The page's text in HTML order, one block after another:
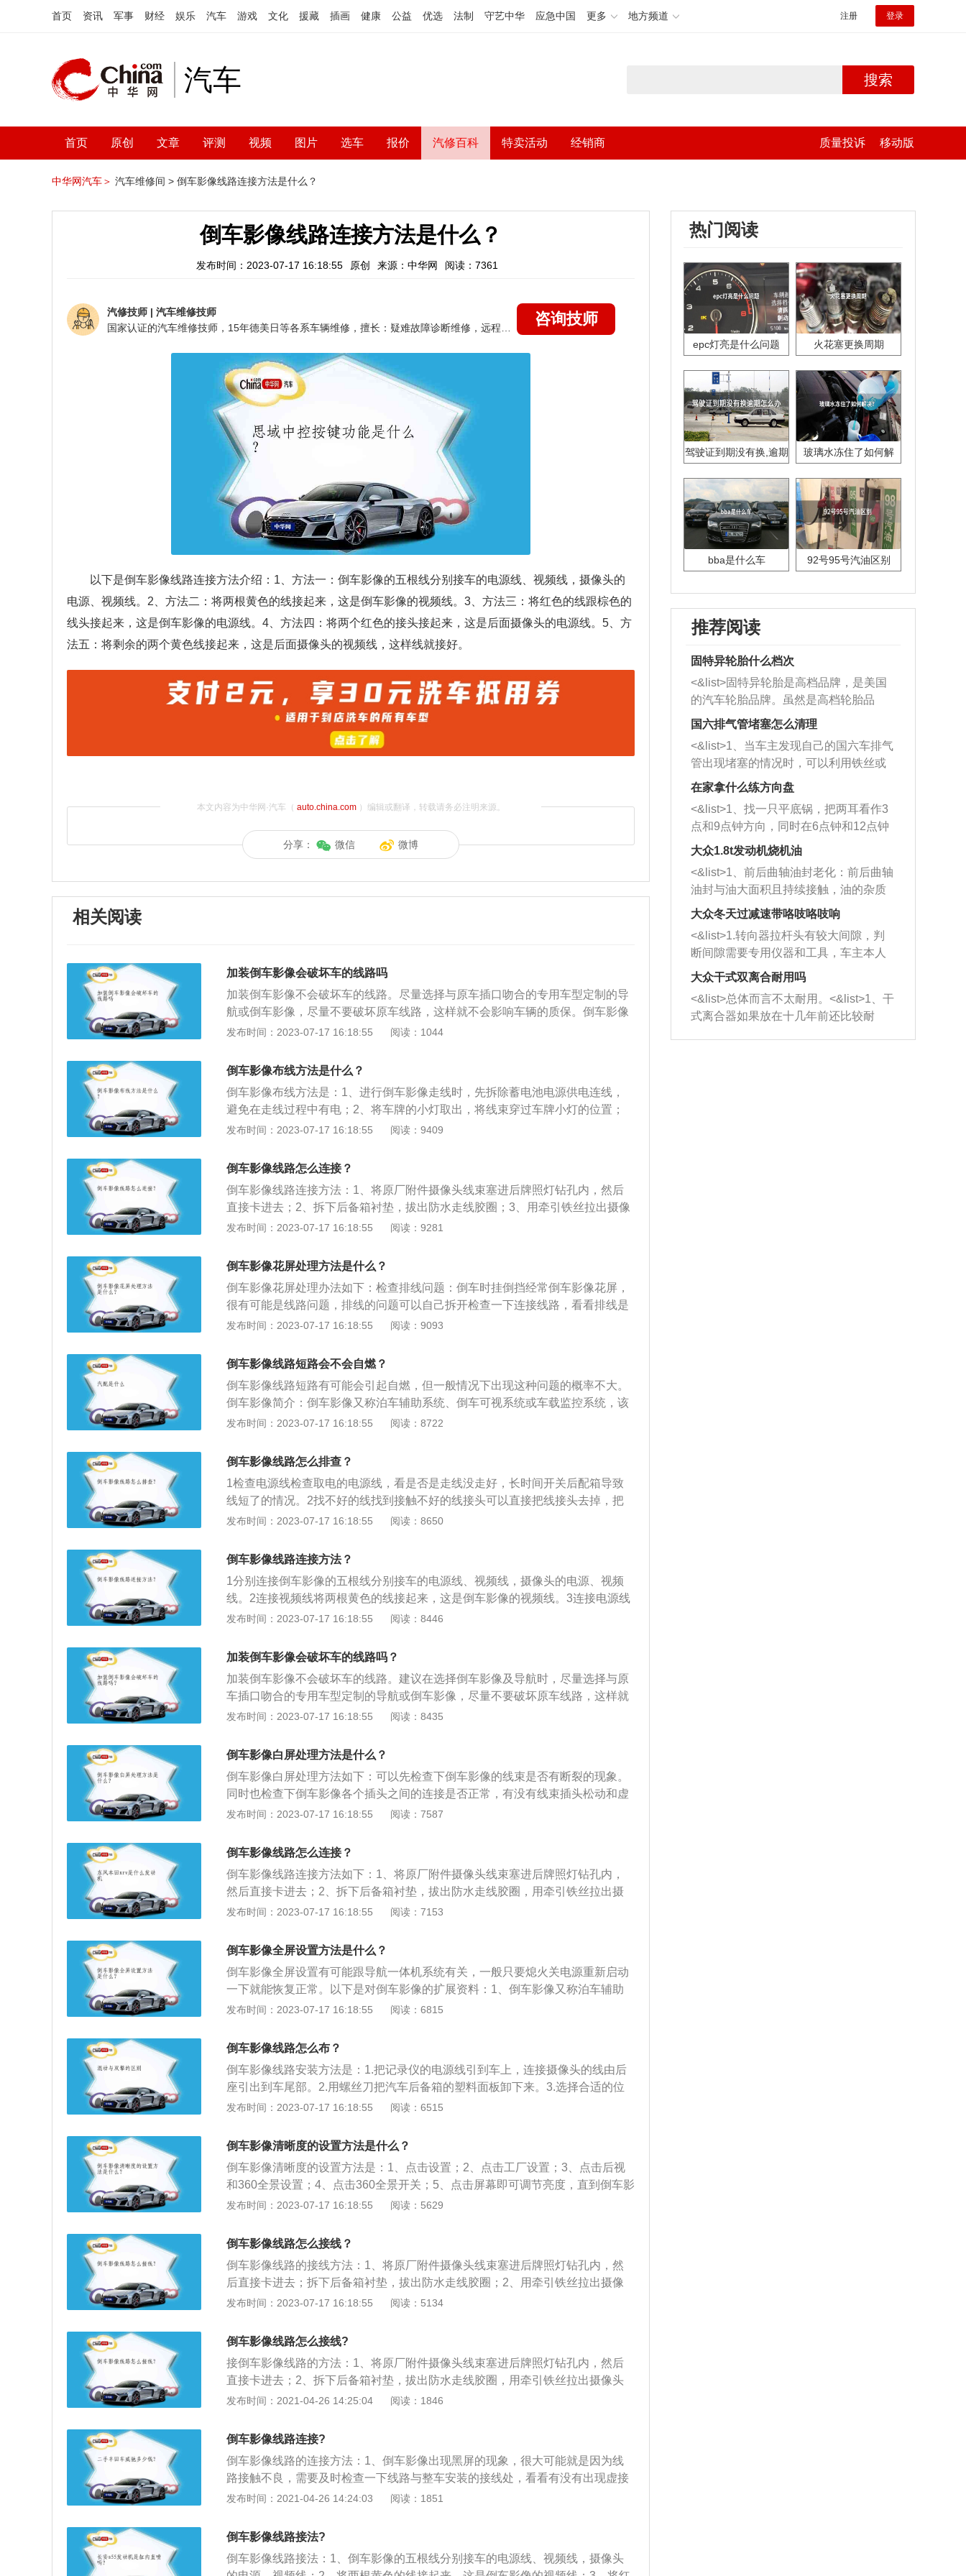
首页 资讯 军事 财经 娱乐 汽车 游戏 文化 援藏 插画 健康 公益 优选 法制 守艺中华 应急中国 更多 地方频道 注册 登录
汽车 搜索
首页 原创 文章 评测 视频 图片 选车 报价 汽修百科 特卖活动 经销商 质量投诉 移动版
中华网汽车＞ 汽车维修间 > 倒车影像线路连接方法是什么？
倒车影像线路连接方法是什么？
发布时间：2023-07-17 16:18:55 原创 来源：中华网 阅读：7361
汽修技师 | 汽车维修技师
咨询技师
以下是倒车影像线路连接方法介绍：1、方法一：倒车影像的五根线分别接车的电源线、视频线，摄像头的
电源、视频线。2、方法二：将两根黄色的线接起来，这是倒车影像的视频线。3、方法三：将红色的线跟棕色的
线头接起来，这是倒车影像的电源线。4、方法四：将两个红色的接头接起来，这是后面摄像头的电源线。5、方
法五：将剩余的两个黄色线接起来，这是后面摄像头的视频线，这样线就接好。
本文内容为中华网·汽车（ auto.china.com）编辑或翻译，转载请务必注明来源。
分享： 微信 微博
相关阅读
加装倒车影像会破坏车的线路吗
加装倒车影像不会破坏车的线路。尽量选择与原车插口吻合的专用车型定制的导
航或倒车影像，尽量不要破坏原车线路，这样就不会影响车辆的质保。倒车影像
就像我们人的眼睛，它采用远红外线广角摄像装置安装在车后，通过车内的显示
倒车摄像头，将车后状况清晰的显示于倒车液晶显示屏上，让驾驶者准备把握后
方路况。倒车影像安装简单，一般普通单路输出的倒车影像仅需要把电源链接线
正极接到汽车倒车灯电源正极，电源链接线负极接到倒车灯负极或者接地（GN
D）亦可。排线根据车型不同简单研究就能明白怎么排，摄像头取易安装的位置
开孔安装即可。车辆挂上倒档后，车尾实物景象即可清晰映入眼帘，方便驾驶员
简单，那安装倒车影像即可；如果习惯观察后视镜，并希望有提示声辅助泊车，
那选倒车雷达即可；如果觉得需要两重安装防护，需要视频和声音功能都具备的
话那选择安装可视倒车雷达即可。经过汽车行业的多年发展汽车的倒车影像已经
倒车档位，周围的影像实时传输，到中控屏幕上，方便驾驶员判断，使驾驶员可
发布时间：2023-07-17 16:18:55 阅读：1044
倒车影像布线方法是什么？
倒车影像布线方法是：1、进行倒车影像走线时，先拆除蓄电池电源供电连线，
避免在走线过程中有电；2、将车牌的小灯取出，将线束穿过车牌小灯的位置；
3、连接转接线，红的接倒车灯的正极，黑的接负极，摄像头的信号线连接于信
等，使延长线走线到仪表台；5、将信号延长线连接到显示器上；6、走线结束
后，恢复蓄电池供电，启动汽车，挂入倒车挡，查看倒车影像的角度，如果车载
显示器上图像清晰，说明安装成功，如果角度出现偏差，可以通过调节摄像头的
位置解决，调整到一个最佳的视野。
发布时间：2023-07-17 16:18:55 阅读：9409
倒车影像线路怎么连接？
倒车影像线路连接方法：1、将原厂附件摄像头线束塞进后牌照灯钻孔内，然后
直接卡进去；2、拆下后备箱衬垫，拔出防水走线胶圈；3、用牵引铁丝拉出摄像
头线束至后备箱内，把摄像头线束及数据接头引到胶圈走线孔去，再装回防水胶
5、顺着原车线束从尾部饰板内引出，扒开后座左侧门边的密封胶条，走线牵引
进后座舱内，将数据电源一体插头及剩余延长线一并拉出，然后复原后备箱；
6、将延长线顺着门边的胶条塞入塑板缝隙内，一直到驾驶舱门边；7、拆下大灯
下方的储物盒，穿过OBD接口上方，然后将接线口与导航仪的接口对接即可。
发布时间：2023-07-17 16:18:55 阅读：9281
倒车影像花屏处理方法是什么？
倒车影像花屏处理办法如下：检查排线问题：倒车时挂倒挡经常倒车影像花屏，
很有可能是线路问题，排线的问题可以自己拆开检查一下连接线路，看看排线是
否有断裂现象。导航系统出现问题：导航线路接口可能出现接触不良的现象，如
决。检查影像系统：出现这种情况有可能是显示屏的问题，检查显示屏是否出现
故障，能否进行维修，但是也要考虑图像解码器是否出问题。
发布时间：2023-07-17 16:18:55 阅读：9093
倒车影像线路短路会不会自燃？
倒车影像线路短路有可能会引起自燃，但一般情况下出现这种问题的概率不大。
倒车影像简介：倒车影像又称泊车辅助系统、倒车可视系统或车载监控系统，该
系统广泛应用于各类大、中、小车辆倒车或行车安全辅助领域。倒车影像线路短
前往专业维修机构，使用万用表逐个测量短路路段，更换新的线束即可解决问
题。
发布时间：2023-07-17 16:18:55 阅读：8722
倒车影像线路怎么排查？
1检查电源线检查取电的电源线，看是否是走线没走好，长时间开关后配箱导致
线短了的情况。2找不好的线找到接触不好的线接头可以直接把线接头去掉，把
线的两端直接连在一起，也可单独购买线路换上。
发布时间：2023-07-17 16:18:55 阅读：8650
倒车影像线路连接方法？
1分别连接倒车影像的五根线分别接车的电源线、视频线，摄像头的电源、视频
线。2连接视频线将两根黄色的线接起来，这是倒车影像的视频线。3连接电源线
将红色的线跟棕色的线头接起来，这是倒车影像的电源线。
发布时间：2023-07-17 16:18:55 阅读：8446
加装倒车影像会破坏车的线路吗？
加装倒车影像不会破坏车的线路。建议在选择倒车影像及导航时，尽量选择与原
车插口吻合的专用车型定制的导航或倒车影像，尽量不要破坏原车线路，这样就
不会影响车辆的质保。以下为倒车影像的相关资料：定义解释：倒车影像又称泊
中、小车辆倒车或行车安全辅助领域。运用的技术：专业车载探头防磁、防震、
防水、防尘性能有进一步提升，车载显示器采用TFT真彩，经过防磁处理无信号
干扰、无频闪。同时可接收两个视频，能够播放VCD，DVD，不用解码器。同时
具有倒车可视自动水平转换，自动开关功能。
发布时间：2023-07-17 16:18:55 阅读：8435
倒车影像白屏处理方法是什么？
倒车影像白屏处理方法如下：可以先检查下倒车影像的线束是否有断裂的现象。
同时也检查下倒车影像各个插头之间的连接是否正常，有没有线束插头松动和虚
接的故障出现。如果确定倒车影像的线束没有问题，那就很有可能是倒车影像的
统，或称倒车可视系统、车载监控系统等。英文名称：vehicle-backup-camera。
该系统广泛应用于各类大、中、小车辆倒车或行车安全辅助领域。2、安装位
置：将摄像头安装在车前，车尾以及后视镜的下面。其由遥控控制，能自动地切
换画面，视频可以由四个视频组成也可以由单一的视频组成。增加行车的防盗监
控与行车安全。
发布时间：2023-07-17 16:18:55 阅读：7587
倒车影像线路怎么连接？
倒车影像线路连接方法如下：1、将原厂附件摄像头线束塞进后牌照灯钻孔内，
然后直接卡进去；2、拆下后备箱衬垫，拔出防水走线胶圈，用牵引铁丝拉出摄
像头线束至后备箱内，把摄像头线束及数据接头引到胶圈走线孔去，最后再装回
插接，顺着原车线束从尾部饰板内引出；4、扒开后座左侧门边的密封胶条，走
线牵引进后座舱内，将数据电源一体插头及剩余延长线一并拉出；5、复原后备
箱，将延长线顺着门边的胶条塞入塑板缝隙内，一直到驾驶舱门边；6、拆下大
灯下方的储物盒，穿过OBD接口上方，然后将接线口与导航仪的接口对接即可。
发布时间：2023-07-17 16:18:55 阅读：7153
倒车影像全屏设置方法是什么？
倒车影像全屏设置有可能跟导航一体机系统有关，一般只要熄火关电源重新启动
一下就能恢复正常。以下是对倒车影像的扩展资料：1、倒车影像又称泊车辅助
系统，或称倒车可视系统、车载监控系统等。英文名称：vehicle-backup-camer
车影像，经过多年的发展，倒车雷达系统已经升级了技术，改良了性能，并应用
到各种车型上，如货车、大巴车、校车、联合收割机、玉米收割机、客车、工程
机械等大型车。不管从结构和外观上，还是从性能价格上，如今的产品都各有特
点，使用较多的是数码显示、荧屏显示和多功能倒车镜显示这三种。
发布时间：2023-07-17 16:18:55 阅读：6815
倒车影像线路怎么布？
倒车影像线路安装方法是：1.把记录仪的电源线引到车上，连接摄像头的线由后
座引出到车尾部。2.用螺丝刀把汽车后备箱的塑料面板卸下来。3.选择合适的位
置，把车尾部的摄像头固定好，将摄像头的线连接到尾灯的正极上。4.连接的过
事项：1.有安全气囊的位置不要走线，避免影响气囊弹出，或者被气囊高速弹出
造成伤害。2.把线从风挡玻璃上沿塞到A柱外侧的内饰板中，向下通过中控台侧面
的密封条，在从手套箱下面走到点烟器，或者从门框下沿走到后排或者后备箱，
多余的线要卷起来固定好。3.可以按照自己走线的线路，用绳子顺着走一遍，确
定自己购买多长的电源线，一般厂家都配有几种选择或者有不同长度的原厂线材
藏，但是电线不能跨过座椅的滑轨，否则很有可能在调整座椅的时候被挤压造成
损坏。
发布时间：2023-07-17 16:18:55 阅读：6515
倒车影像清晰度的设置方法是什么？
倒车影像清晰度的设置方法是：1、点击设置；2、点击工厂设置；3、点击后视
和360全景设置；4、点击360全景开关；5、点击屏幕即可调节亮度，直到倒车影
像变清晰为止。倒车影像安装在车辆的尾部，由超声波传感器、控制器、显示
况。倒车影像辅助线的设置方法是：1、按压中控台上倒车影像按钮或者挂倒
挡，激活倒车影像功能；2、向左拨动idrive旋钮后选中图标左侧的菜单栏；3、
左边第一个图标符号表示打开或者关闭倒车影像摄像头，后面的是打开或者关闭
倒车辅助线。
发布时间：2023-07-17 16:18:55 阅读：5629
倒车影像线路怎么接线？
倒车影像线路的接线方法：1、将原厂附件摄像头线束塞进后牌照灯钻孔内，然
后直接卡进去；拆下后备箱衬垫，拔出防水走线胶圈；2、用牵引铁丝拉出摄像
头线束至后备箱内；3、把摄像头线束及数据接头引到胶圈走线孔去再装回防水
接。倒车影像系统采用远红外线广角摄像装置安装在汽车后部，通过车内的显示
屏可将汽车后部道路的信息清晰地显示出来。由于采用远红外线技术，即使在晚
上也能看清楚。
发布时间：2023-07-17 16:18:55 阅读：5134
倒车影像线路怎么接线?
接倒车影像线路的方法：1、将原厂附件摄像头线束塞进后牌照灯钻孔内，然后
直接卡进去；2、拆下后备箱衬垫，拔出防水走线胶圈，用牵引铁丝拉出摄像头
线束至后备箱内，把摄像头线束及数据接头引到胶圈走线孔去，最后再装回防水
接，顺着原车线束从尾部饰板内引出；4、扒开后座左侧门边的密封胶条，走线
牵引进后座舱内，将数据电源一体插头及剩余延长线一并拉出；5、复原后备
箱，将延长线顺着门边的胶条塞入塑板缝隙内，一直到驾驶舱门边；6、拆下大
灯下方的储物盒，穿过OBD接口上方，然后将接线口与导航仪的接口对接即可。
发布时间：2021-04-26 14:25:04 阅读：1846
倒车影像线路连接?
倒车影像线路的连接方法：1、倒车影像出现黑屏的现象，很大可能就是因为线
路接触不良，需要及时检查一下线路与整车安装的接线处，看看有没有出现虚接
的情况；2、如果有的话自然会导致倒车影像的成像异常，这时候只要将其连接
电源线；3、如果检查了上面两种情况之后，倒车影像依旧黑屏不显示的话，那
应该就是因为倒车摄像头使用时间过长，导致芯片感光效果不好，甚至乎还会出
现很多雪花的现象；4、当然，也可能是因为汽车电路设计存在缺陷。但像这种
发布时间：2021-04-26 14:24:03 阅读：1851
倒车影像线路接法?
倒车影像线路接法：1、倒车影像的五根线分别接车的电源线、视频线，摄像头
热门阅读
epc灯亮是什么问题 火花塞更换周期
驾驶证到期没有换,逾期
玻璃水冻住了如何解
bba是什么车 92号95号汽油区别
推荐阅读
固特异轮胎什么档次
<&list>固特异轮胎是高档品牌，是美国
的汽车轮胎品牌。虽然是高档轮胎品
牌，但是中高低端的轮胎都有生产，这
也是为了更好的开拓市场。
国六排气管堵塞怎么清理
<&list>1、当车主发现自己的国六车排气
管出现堵塞的情况时，可以利用铁丝或
者是细棍，直接将杂物给取出来，如果
堵塞情况比较严重，也可以采取应急措
施。 <&list>2、直接利用木棍将所有的
杂物推到排气管里面的位置处，然后将
三元催化器拆解开，就可以将堵塞的东
西取出来。但如果是因为积碳过多引起
的堵塞，就需要将三元催化器泡在草酸
洗剂对堵塞的情况得到解决，将清洗剂
放在燃油箱中，与燃油混合后，车辆启
动时，就可以和汽油一起进入到燃烧
室，最后形成废气排出，就可以让三元
催化器得到清洗，排气管堵塞的情况就
能够得到解决。
在家拿什么练方向盘
<&list>1、找一只平底锅，把两耳看作3
点和9点钟方向，同时在6点钟和12点钟
方向做一个标记。 <&list>2、双手握住
一圈半的练习，往右同样也要打相同的
圈数。 <&list>3、最后强调要反复练
习，这样就可以形成肌肉记忆，在真实
驾驶车辆时，不需要记忆也能打好方
向。
大众1.8t发动机烧机油
<&list>1、前后曲轴油封老化：前后曲轴
油封与油大面积且持续接触，油的杂质
和发动机内持续温度变化使其密封效果
逐渐减弱，导致渗油或漏油。<&list>2、
活塞间隙过大：积碳会使活塞环与缸体
的间隙扩大，导致机油流入燃烧室中，
造成烧机油。<&list>3、机油粘度。使用
机油粘度过小的话，同样会有烧机油现
象，机油粘度过小具有很好的流动性，
大众冬天过减速带咯吱咯吱响
<&list>1.转向器拉杆头有较大间隙，判
断间隙需要专用仪器和工具，车主本人
无法制作，需要将车辆送到修理厂或4s
店；<&list>2.车辆半轴套管防尘罩破
裂，破裂后会出现漏油现象，使半轴磨
损严重，磨损的半轴容易损坏，产生异
响；<&list>3.稳定器的转向胶套和球头
大众干式双离合耐用吗
<&list>总体而言不太耐用。<&list>1、干
式离合器如果放在十几年前还比较耐